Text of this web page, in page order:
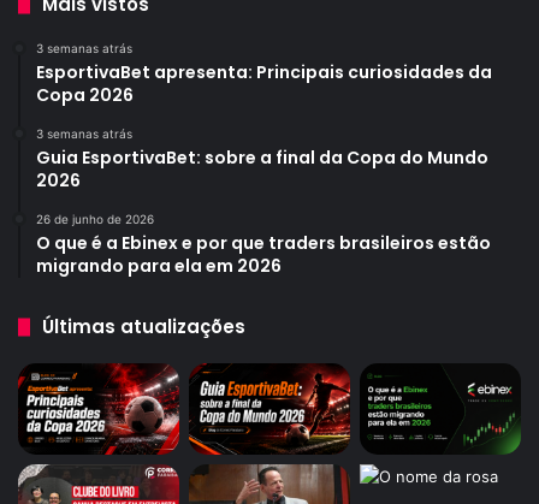
3 semanas atrás
EsportivaBet apresenta: Principais curiosidades da
Copa 2026
3 semanas atrás
Guia EsportivaBet: sobre a final da Copa do Mundo
2026
26 de junho de 2026
O que é a Ebinex e por que traders brasileiros estão
migrando para ela em 2026
Últimas atualizações